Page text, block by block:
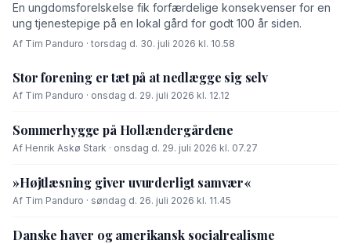
En ungdomsforelskelse fik forfærdelige konsekvenser for en
ung tjenestepige på en lokal gård for godt 100 år siden.
Af Tim Panduro · torsdag d. 30. juli 2026 kl. 10.58
Stor forening er tæt på at nedlægge sig selv
Af Tim Panduro · onsdag d. 29. juli 2026 kl. 12.12
Sommerhygge på Hollændergårdene
Af Henrik Askø Stark · onsdag d. 29. juli 2026 kl. 07.27
»Højtlæsning giver uvurderligt samvær«
Af Tim Panduro · søndag d. 26. juli 2026 kl. 11.45
Danske haver og amerikansk socialrealisme